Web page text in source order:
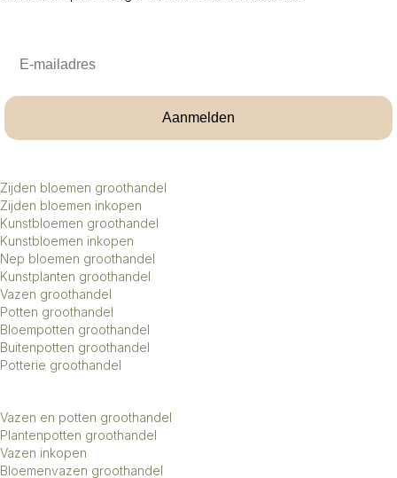
Aanmelden
Zijden bloemen groothandel
Zijden bloemen inkopen
Kunstbloemen groothandel
Kunstbloemen inkopen
Nep bloemen groothandel
Kunstplanten groothandel
Vazen groothandel
Potten groothandel
Bloempotten groothandel
Buitenpotten groothandel
Potterie groothandel
Vazen en potten groothandel
Plantenpotten groothandel
Vazen inkopen
Bloemenvazen groothandel